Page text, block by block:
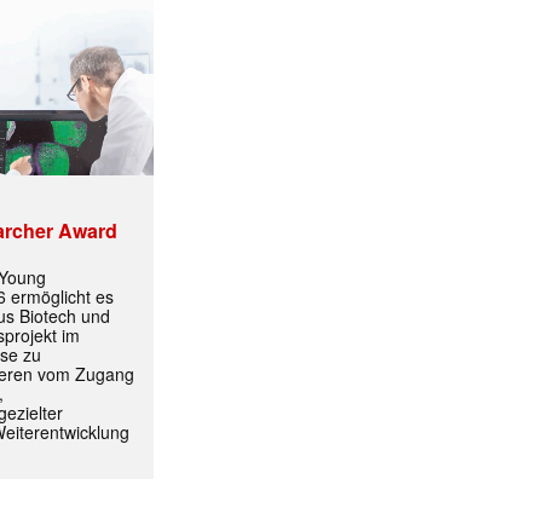
Award
ermöglicht es
Biotech und
im
zu
vom Zugang